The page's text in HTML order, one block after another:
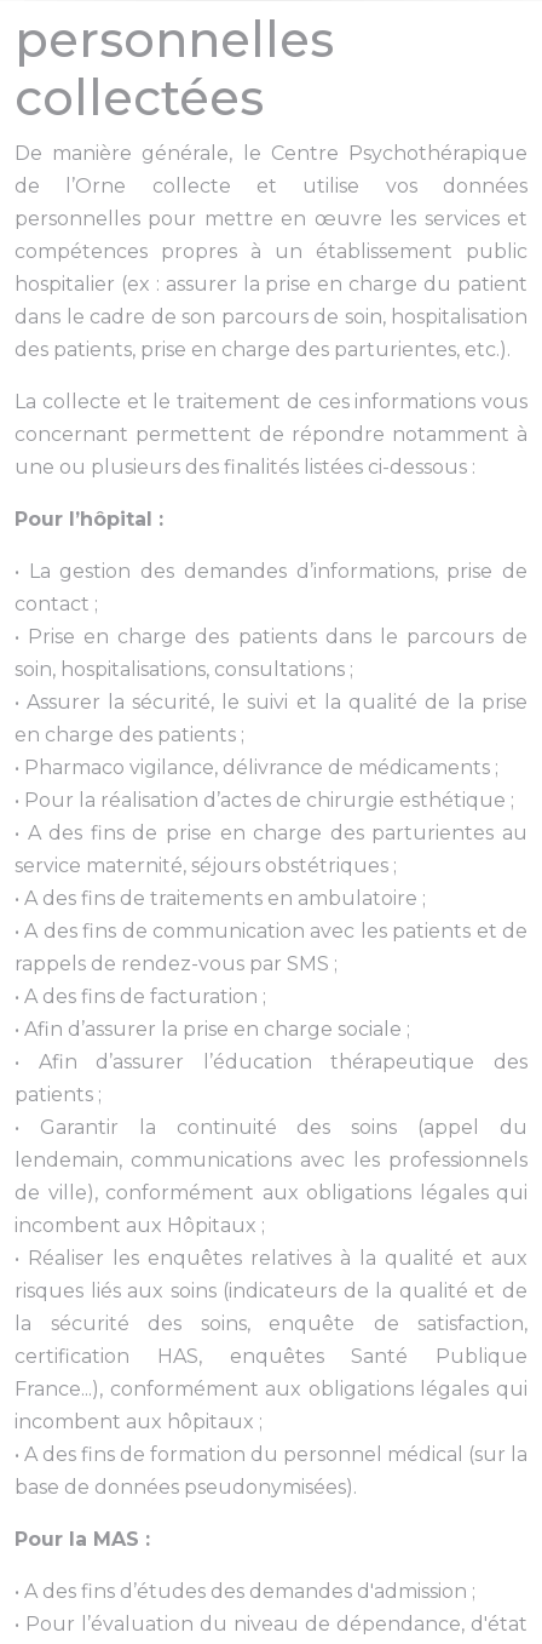
personnelles
collectées
De manière générale, le Centre Psychothérapique
de l’Orne collecte et utilise vos données
personnelles pour mettre en œuvre les services et
compétences propres à un établissement public
hospitalier (ex : assurer la prise en charge du patient
dans le cadre de son parcours de soin, hospitalisation
des patients, prise en charge des parturientes, etc.).
La collecte et le traitement de ces informations vous
concernant permettent de répondre notamment à
une ou plusieurs des finalités listées ci-dessous :
Pour l’hôpital :
• La gestion des demandes d’informations, prise de
contact ;
• Prise en charge des patients dans le parcours de
soin, hospitalisations, consultations ;
• Assurer la sécurité, le suivi et la qualité de la prise
en charge des patients ;
• Pharmaco vigilance, délivrance de médicaments ;
• Pour la réalisation d’actes de chirurgie esthétique ;
• A des fins de prise en charge des parturientes au
service maternité, séjours obstétriques ;
• A des fins de traitements en ambulatoire ;
• A des fins de communication avec les patients et de
rappels de rendez-vous par SMS ;
• A des fins de facturation ;
• Afin d’assurer la prise en charge sociale ;
• Afin d’assurer l’éducation thérapeutique des
patients ;
• Garantir la continuité des soins (appel du
lendemain, communications avec les professionnels
de ville), conformément aux obligations légales qui
incombent aux Hôpitaux ;
• Réaliser les enquêtes relatives à la qualité et aux
risques liés aux soins (indicateurs de la qualité et de
la sécurité des soins, enquête de satisfaction,
certification HAS, enquêtes Santé Publique
France...), conformément aux obligations légales qui
incombent aux hôpitaux ;
• A des fins de formation du personnel médical (sur la
base de données pseudonymisées).
Pour la MAS :
• A des fins d’études des demandes d'admission ;
• Pour l’évaluation du niveau de dépendance, d'état